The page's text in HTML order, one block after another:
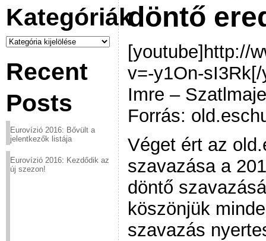
Kategóriák
Kategóriák
Recent
Posts
Eurovízió 2016: Bővült a
jelentkezők listája
Eurovízió 2016: Kezdődik az
új szezon!
döntő
[youtube]http://
v=-y1On-
Imre –
Forrás:
Véget ért az
szavazása a
döntő
köszönjük
szavazás